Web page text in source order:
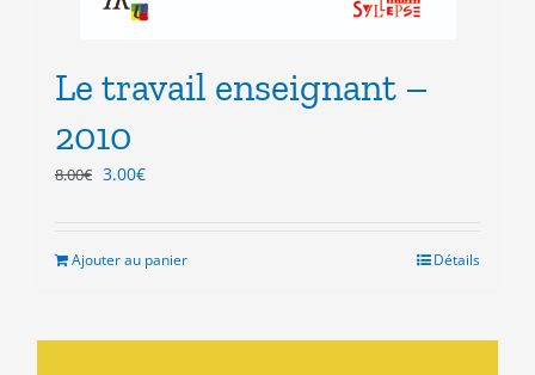
Le travail enseignant –
2010
8.00€ Le
3.00€Le
est :
Ajouter au panier Détails